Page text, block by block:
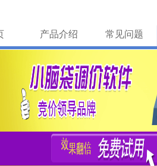
产品介绍 常见问题